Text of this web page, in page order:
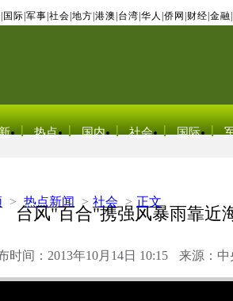
国际 军事 社会 地方 港澳 台湾 华人 侨网 财经 金融
热点 国内 社会 国际
> 热点新闻 > 社会 > 正文
台风"百合"携强风暴雨靠近
时间：2013年10月14日 10:15 来源：中